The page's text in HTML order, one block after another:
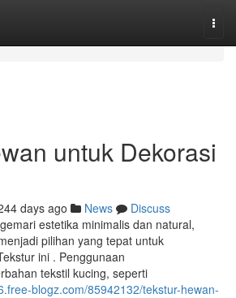
untuk Dekorasi
days ago News
Discuss
estetika minimalis dan natural,
pilihan yang tepat untuk
ini . Penggunaan
tekstil kucing, seperti
blogz.com/85942132/tekstur-hewan-